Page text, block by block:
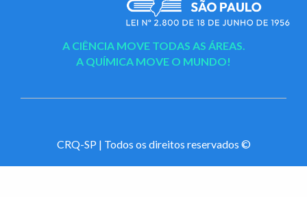
A CIÊNCIA MOVE TODAS AS ÁREAS.
A QUÍMICA MOVE O MUNDO!
CRQ-SP | Todos os direitos reservados ©